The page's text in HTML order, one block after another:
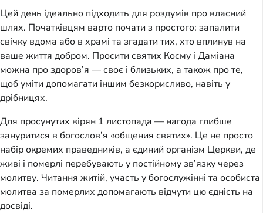
Цей день ідеально підходить для роздумів про власний
шлях. Початківцям варто почати з простого: запалити
свічку вдома або в храмі та згадати тих, хто вплинув на
ваше життя добром. Просити святих Косму і Даміана
можна про здоров’я — своє і близьких, а також про те,
щоб уміти допомагати іншим безкорисливо, навіть у
дрібницях.
Для просунутих вірян 1 листопада — нагода глибше
зануритися в богослов’я «общения святих». Це не просто
набір окремих праведників, а єдиний організм Церкви, де
живі і померлі перебувають у постійному зв’язку через
молитву. Читання житій, участь у богослужінні та особиста
молитва за померлих допомагають відчути цю єдність на
досвіді.